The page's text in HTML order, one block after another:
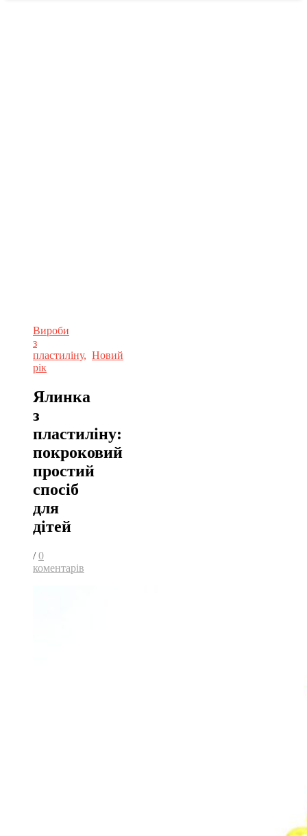
Вироби
з
пластиліну, Новий
рік
Ялинка
з
пластиліну:
покроковий
простий
спосіб
для
дітей
/ 0
коментарів